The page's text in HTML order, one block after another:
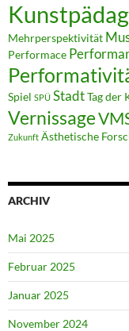
Mehrperspektivität
Performace
Spiel SPÜ StadtTag der
Vernissage
Zukunft Ästhetische
ARCHIV
Mai 2025
Februar 2025
Januar 2025
November 2024